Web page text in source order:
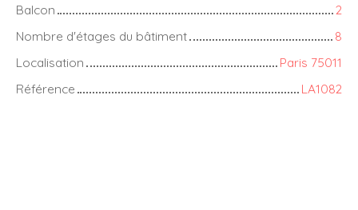
Balcon
2
Nombre d'étages du bâtiment
8
Localisation
Paris 75011
Référence
LA1082